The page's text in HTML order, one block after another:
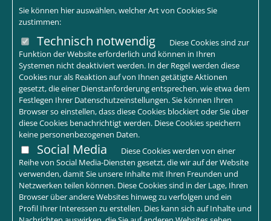
Sie können hier auswählen, welcher Art von Cookies Sie
zustimmen:
Technisch notwendig
Diese Cookies sind zur
Funktion der Website erforderlich und können in Ihren
Systemen nicht deaktiviert werden. In der Regel werden diese
Cookies nur als Reaktion auf von Ihnen getätigte Aktionen
gesetzt, die einer Dienstanforderung entsprechen, wie etwa dem
Festlegen Ihrer Datenschutzeinstellungen. Sie können Ihren
Browser so einstellen, dass diese Cookies blockiert oder Sie über
diese Cookies benachrichtigt werden. Diese Cookies speichern
keine personenbezogenen Daten.
Social Media
Diese Cookies werden von einer
Reihe von Social Media-Diensten gesetzt, die wir auf der Website
verwenden, damit Sie unsere Inhalte mit Ihren Freunden und
Netzwerken teilen können. Diese Cookies sind in der Lage, Ihren
Browser über andere Websites hinweg zu verfolgen und ein
Profil Ihrer Interessen zu erstellen. Dies kann sich auf Inhalte und